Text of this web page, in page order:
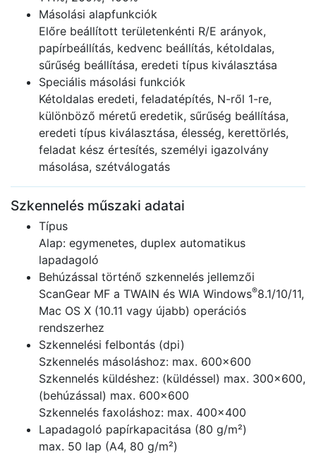
Másolási alapfunkciók
Előre beállított területenkénti R/E arányok,
papírbeállítás, kedvenc beállítás, kétoldalas,
sűrűség beállítása, eredeti típus kiválasztása
Speciális másolási funkciók
Kétoldalas eredeti, feladatépítés, N-ről 1-re,
különböző méretű eredetik, sűrűség beállítása,
eredeti típus kiválasztása, élesség, kerettörlés,
feladat kész értesítés, személyi igazolvány
másolása, szétválogatás
Szkennelés műszaki adatai
Típus
Alap: egymenetes, duplex automatikus
lapadagoló
Behúzással történő szkennelés jellemzői
ScanGear MF a TWAIN és WIA Windows®8.1/10/11,
Mac OS X (10.11 vagy újabb) operációs
rendszerhez
Szkennelési felbontás (dpi)
Szkennelés másoláshoz: max. 600×600
Szkennelés küldéshez: (küldéssel) max. 300×600,
(behúzással) max. 600×600
Szkennelés faxoláshoz: max. 400×400
Lapadagoló papírkapacitása (80 g/m²)
max. 50 lap (A4, 80 g/m²)